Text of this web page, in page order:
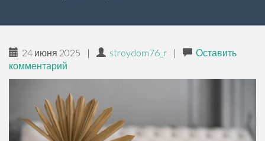
у
24 июня 2025 | stroydom76_r |
Оставить
комментарий